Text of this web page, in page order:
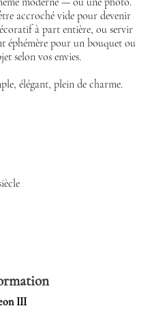
accroché vide pour devenir
à part entière, ou servir
éphémère pour un bouquet ou
selon vos envies.
élégant, plein de charme.
III